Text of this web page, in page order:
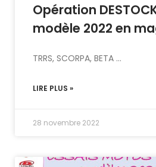
Opération
modèle 2022 en
TRRS, SCORPA, BETA …
LIRE PLUS »
28 novembre 2022